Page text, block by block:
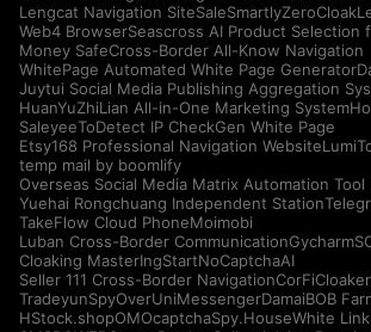
Lengcat Navigation SiteSaleSmartlyZeroCloak
Web4 BrowserSeascross AI Product Selection
Money SafeCross-Border All-Know Navigation
WhitePage Automated White Page Generator
Juytui Social Media Publishing Aggregation
HuanYuZhiLian All-in-One Marketing System
SaleyeeToDetect IP CheckGen White Page
Etsy168 Professional Navigation Website
temp mail by boomlify
Overseas Social Media Matrix Automation Tool
Yuehai Rongchuang Independent Station
TakeFlow Cloud PhoneMoimobi
Luban Cross-Border CommunicationGycharm
Cloaking MasterIngStartNoCaptchaAI
Seller 111 Cross-Border NavigationCorFi
TradeyunSpyOverUniMessengerDamaiBOB
HStock.shopOMOcaptchaSpy.HouseWhite Link